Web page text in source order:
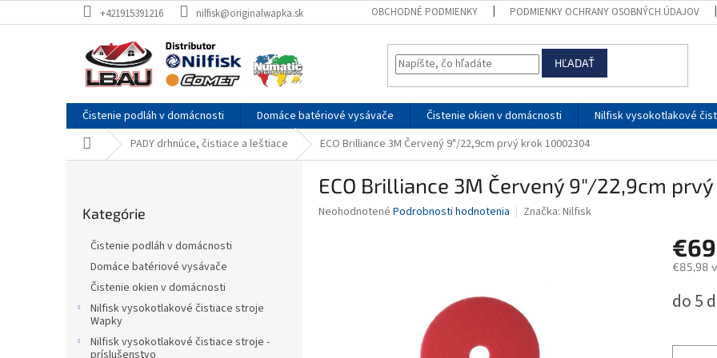
na
+421915391216 nilfisk@originalwapka.sk OBCHODNÉ PODMIENKY PODMIENKY OCHRANY OSOBNÝCH ÚDAJOV
HĽADAŤ
Čistenie podláh v domácnosti Domáce batériové vysávače Čistenie okien v domácnosti Nilfisk vysokotlakové
DomovPADY drhnúce, čistiace a leštiace ECO Brilliance 3M Červený 9"/22,9cm prvý krok 10002304
kategórie
Kategórie
Čistenie podláh v domácnosti
Domáce batériové vysávače
Čistenie okien v domácnosti
Nilfisk vysokotlakové čistiace stroje
Wapky
Nilfisk vysokotlakové čistiace stroje -
príslušenstvo
ECO Brilliance 3M Červený 9"/22,9cm
Priemerné
Neohodnotené Podrobnosti hodnotenia Značka: Nilfisk
€85,98
cena:
do 5